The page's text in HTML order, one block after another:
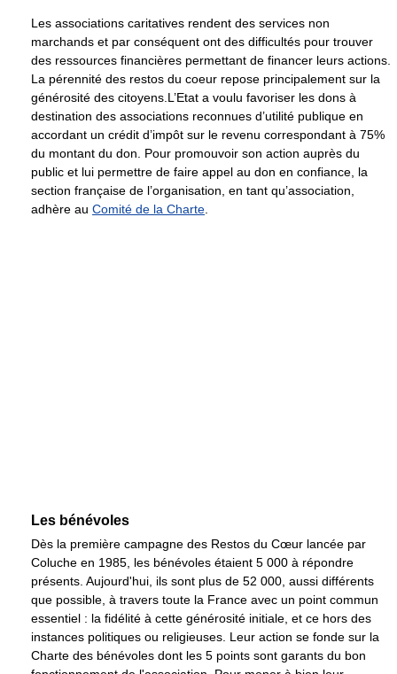
Les associations caritatives rendent des services non
marchands et par conséquent ont des difficultés pour trouver
des ressources financières permettant de financer leurs actions.
La pérennité des restos du coeur repose principalement sur la
générosité des citoyens.L’Etat a voulu favoriser les dons à
destination des associations reconnues d’utilité publique en
accordant un crédit d’impôt sur le revenu correspondant à 75%
du montant du don. Pour promouvoir son action auprès du
public et lui permettre de faire appel au don en confiance, la
section française de l’organisation, en tant qu’association,
adhère au Comité de la Charte.
Les bénévoles
Dès la première campagne des Restos du Cœur lancée par
Coluche en 1985, les bénévoles étaient 5 000 à répondre
présents. Aujourd'hui, ils sont plus de 52 000, aussi différents
que possible, à travers toute la France avec un point commun
essentiel : la fidélité à cette générosité initiale, et ce hors des
instances politiques ou religieuses. Leur action se fonde sur la
Charte des bénévoles dont les 5 points sont garants du bon